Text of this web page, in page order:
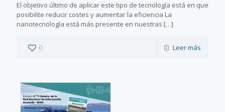
El objetivo último de aplicar este tipo de tecnología está en que
posibilite reducir costes y aumentar la eficiencia La
nanotecnología está más presente en nuestras […]
0 Leer más